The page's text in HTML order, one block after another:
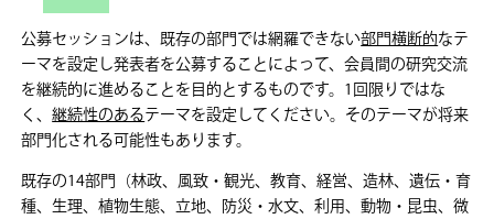
公募セッションは、既存の部門では網羅できない部門横断的なテ
ーマを設定し発表者を公募することによって、会員間の研究交流
を継続的に進めることを目的とするものです。1回限りではな
く、継続性のあるテーマを設定してください。そのテーマが将来
部門化される可能性もあります。
既存の14部門（林政、風致・観光、教育、経営、造林、遺伝・育
種、生理、植物生態、立地、防災・水文、利用、動物・昆虫、微